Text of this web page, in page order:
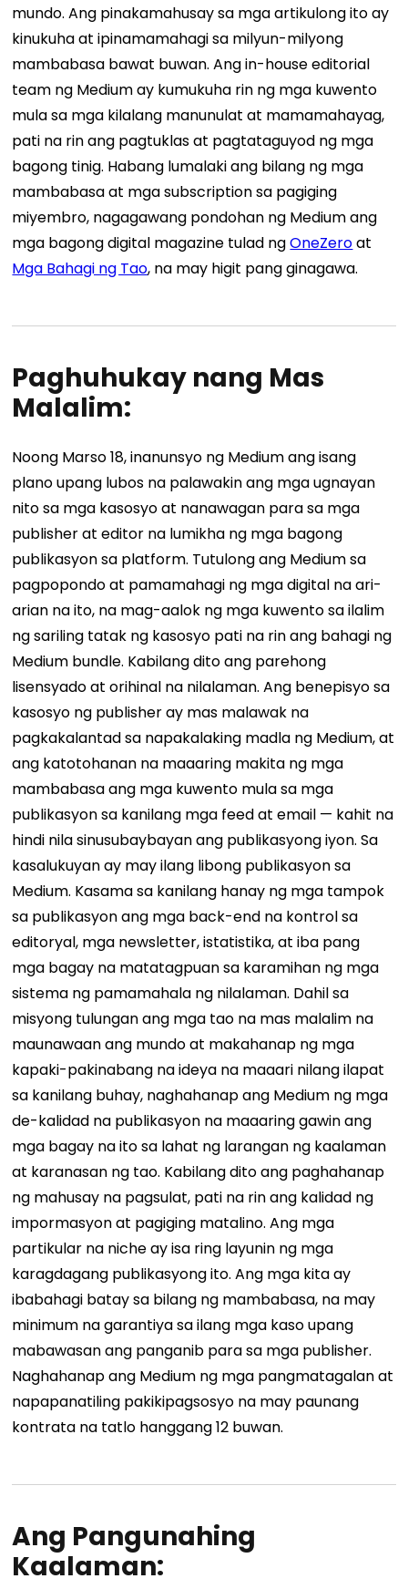
mundo. Ang pinakamahusay sa mga artikulong ito ay
kinukuha at ipinamamahagi sa milyun-milyong
mambabasa bawat buwan. Ang in-house editorial
team ng Medium ay kumukuha rin ng mga kuwento
mula sa mga kilalang manunulat at mamamahayag,
pati na rin ang pagtuklas at pagtataguyod ng mga
bagong tinig. Habang lumalaki ang bilang ng mga
mambabasa at mga subscription sa pagiging
miyembro, nagagawang pondohan ng Medium ang
mga bagong digital magazine tulad ngOneZeroat
Mga Bahagi ng Tao, na may higit pang ginagawa.
Paghuhukay nang Mas
Malalim:
Noong Marso 18, inanunsyo ng Medium ang isang
plano upang lubos na palawakin ang mga ugnayan
nito sa mga kasosyo at nanawagan para sa mga
publisher at editor na lumikha ng mga bagong
publikasyon sa platform. Tutulong ang Medium sa
pagpopondo at pamamahagi ng mga digital na ari-
arian na ito, na mag-aalok ng mga kuwento sa ilalim
ng sariling tatak ng kasosyo pati na rin ang bahagi ng
Medium bundle. Kabilang dito ang parehong
lisensyado at orihinal na nilalaman. Ang benepisyo sa
kasosyo ng publisher ay mas malawak na
pagkakalantad sa napakalaking madla ng Medium, at
ang katotohanan na maaaring makita ng mga
mambabasa ang mga kuwento mula sa mga
publikasyon sa kanilang mga feed at email — kahit na
hindi nila sinusubaybayan ang publikasyong iyon. Sa
kasalukuyan ay may ilang libong publikasyon sa
Medium. Kasama sa kanilang hanay ng mga tampok
sa publikasyon ang mga back-end na kontrol sa
editoryal, mga newsletter, istatistika, at iba pang
mga bagay na matatagpuan sa karamihan ng mga
sistema ng pamamahala ng nilalaman. Dahil sa
misyong tulungan ang mga tao na mas malalim na
maunawaan ang mundo at makahanap ng mga
kapaki-pakinabang na ideya na maaari nilang ilapat
sa kanilang buhay, naghahanap ang Medium ng mga
de-kalidad na publikasyon na maaaring gawin ang
mga bagay na ito sa lahat ng larangan ng kaalaman
at karanasan ng tao. Kabilang dito ang paghahanap
ng mahusay na pagsulat, pati na rin ang kalidad ng
impormasyon at pagiging matalino. Ang mga
partikular na niche ay isa ring layunin ng mga
karagdagang publikasyong ito. Ang mga kita ay
ibabahagi batay sa bilang ng mambabasa, na may
minimum na garantiya sa ilang mga kaso upang
mabawasan ang panganib para sa mga publisher.
Naghahanap ang Medium ng mga pangmatagalan at
napapanatiling pakikipagsosyo na may paunang
kontrata na tatlo hanggang 12 buwan.
Ang Pangunahing
Kaalaman: